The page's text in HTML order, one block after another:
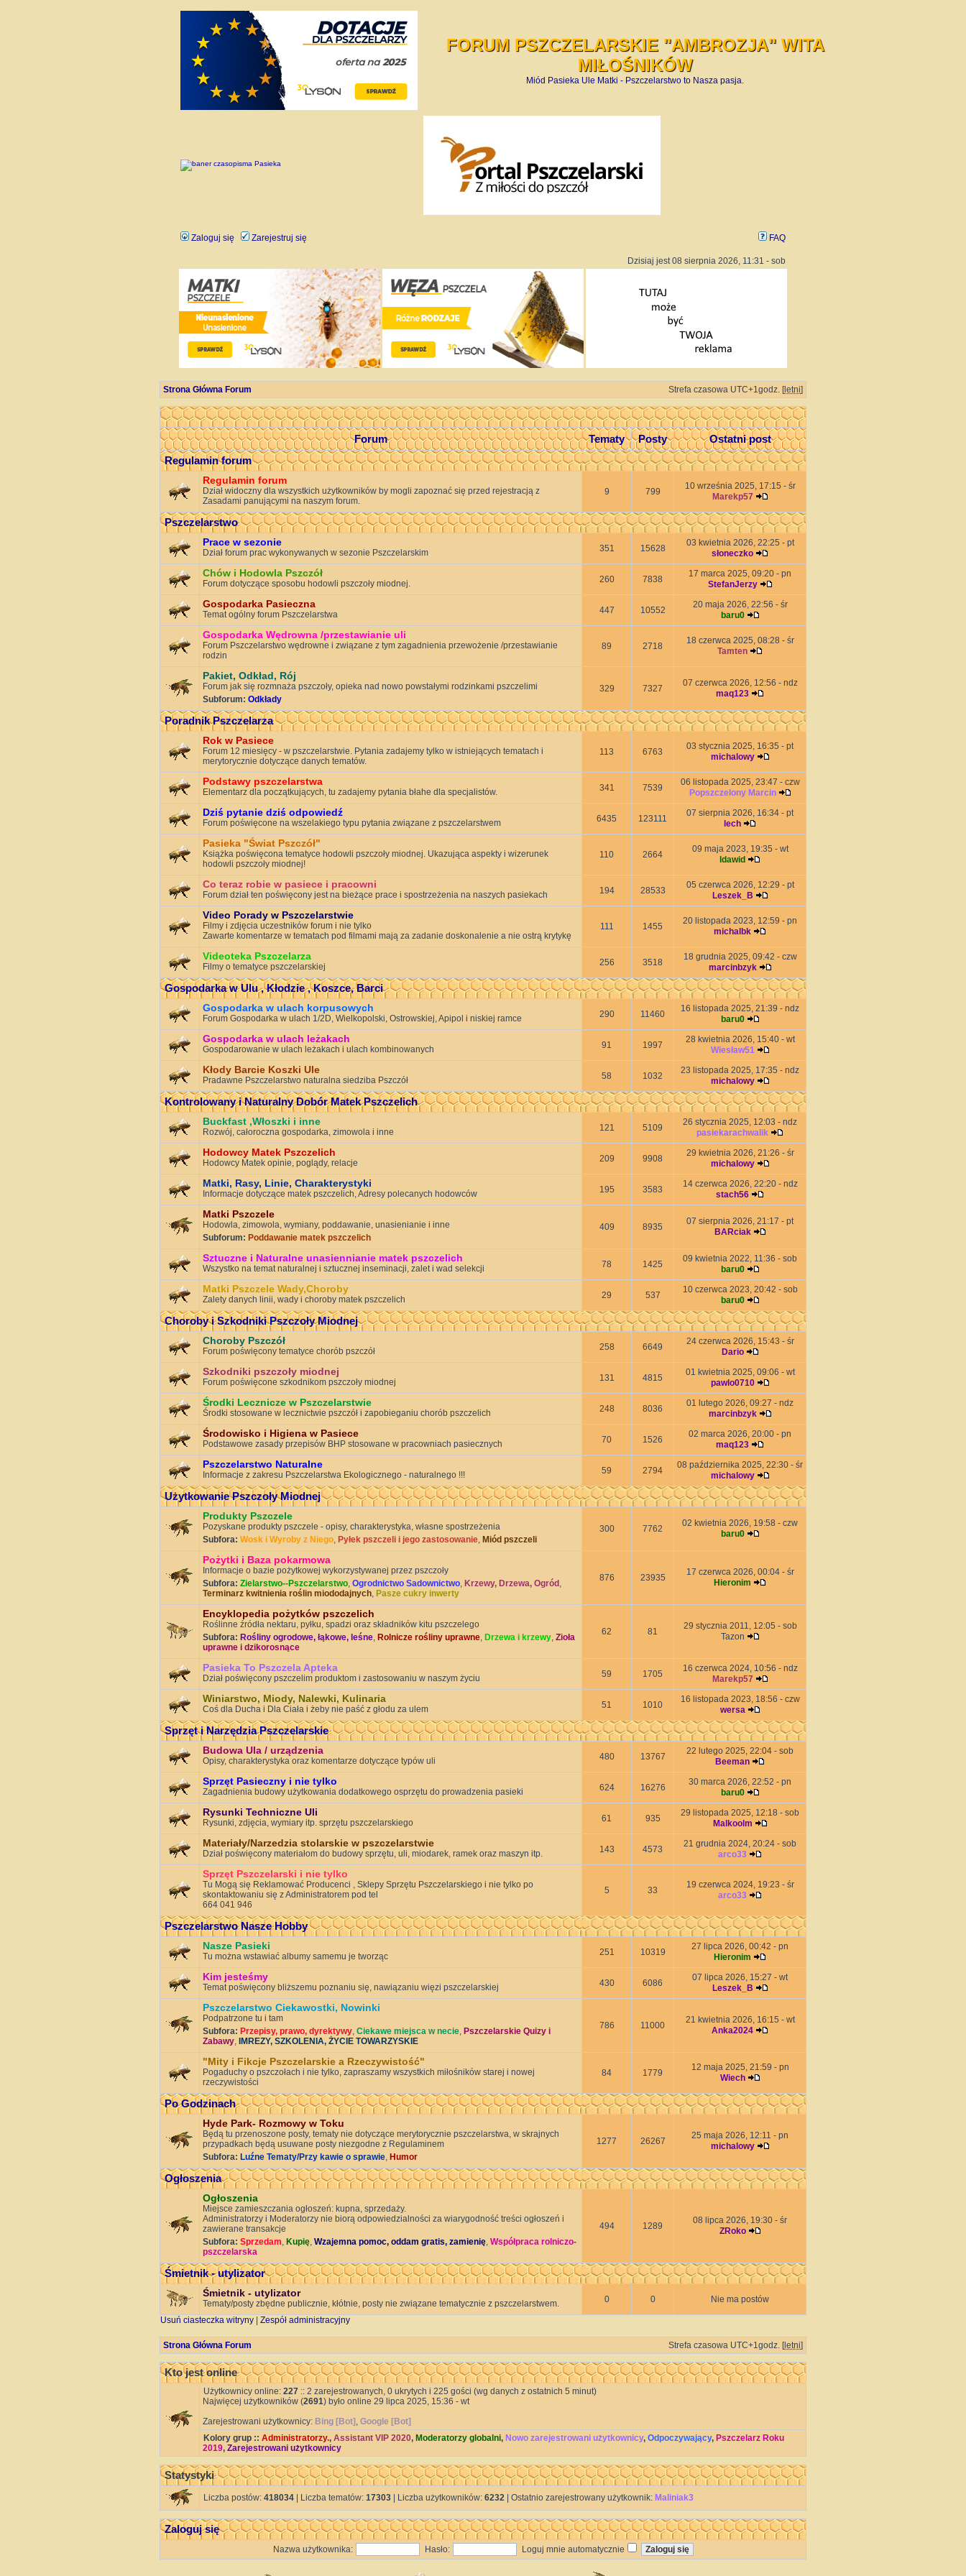
FORUM PSZCZELARSKIE "AMBROZJA" WITA
MIŁOŚNIKÓW
Miód Pasieka Ule Matki - Pszczelarstwo to Nasza pasja.
Zaloguj się Zarejestruj się FAQ
Dzisiaj jest 08 sierpnia 2026, 11:31 - sob
Strona Główna Forum Strefa czasowa UTC+1godz. [letni]
Forum Tematy Posty
Ostatni post
Regulamin forum
Regulamin forum
Dział widoczny dla wszystkich użytkowników by mogli zapoznać się przed rejestracją z
Zasadami panującymi na naszym forum.
9 799
10 września 2025, 17:15 - śr
Marekp57
Pszczelarstwo
Prace w sezonie
Dział forum prac wykonywanych w sezonie Pszczelarskim 351 15628
03 kwietnia 2026, 22:25 - pt
słoneczko
Chów i Hodowla Pszczół
Forum dotyczące sposobu hodowli pszczoły miodnej. 260 7838
17 marca 2025, 09:20 - pn
StefanJerzy
Gospodarka Pasieczna
Temat ogólny forum Pszczelarstwa 447 10552
20 maja 2026, 22:56 - śr
baru0
Gospodarka Wędrowna /przestawianie uli
Forum Pszczelarstwo wędrowne i związane z tym zagadnienia przewożenie /przestawianie
rodzin
89 2718
18 czerwca 2025, 08:28 - śr
Tamten
Pakiet, Odkład, Rój
Forum jak się rozmnaża pszczoły, opieka nad nowo powstałymi rodzinkami pszczelimi
Subforum: Odkłady
329 7327
07 czerwca 2026, 12:56 - ndz
maq123
Poradnik Pszczelarza
Rok w Pasiece
Forum 12 miesięcy - w pszczelarstwie. Pytania zadajemy tylko w istniejących tematach i
merytorycznie dotyczące danych tematów.
113 6763
03 stycznia 2025, 16:35 - pt
michalowy
Podstawy pszczelarstwa
Elementarz dla początkujących, tu zadajemy pytania błahe dla specjalistów. 341 7539
06 listopada 2025, 23:47 - czw
Popszczelony Marcin
Dziś pytanie dziś odpowiedź
Forum poświęcone na wszelakiego typu pytania związane z pszczelarstwem 6435 123111
07 sierpnia 2026, 16:34 - pt
lech
Pasieka "Świat Pszczół"
Książka poświęcona tematyce hodowli pszczoły miodnej. Ukazująca aspekty i wizerunek
hodowli pszczoły miodnej!
110 2664
09 maja 2023, 19:35 - wt
ldawid
Co teraz robie w pasiece i pracowni
Forum dział ten poświęcony jest na bieżące prace i spostrzeżenia na naszych pasiekach 194 28533
05 czerwca 2026, 12:29 - pt
Leszek_B
Video Porady w Pszczelarstwie
Filmy i zdjęcia uczestników forum i nie tylko
Zawarte komentarze w tematach pod filmami mają za zadanie doskonalenie a nie ostrą krytykę
111 1455
20 listopada 2023, 12:59 - pn
michalbk
Videoteka Pszczelarza
Filmy o tematyce pszczelarskiej 256 3518
18 grudnia 2025, 09:42 - czw
marcinbzyk
Gospodarka w Ulu , Kłodzie , Koszce, Barci
Gospodarka w ulach korpusowych
Forum Gospodarka w ulach 1/2D, Wielkopolski, Ostrowskiej, Apipol i niskiej ramce 290 11460
16 listopada 2025, 21:39 - ndz
baru0
Gospodarka w ulach leżakach
Gospodarowanie w ulach leżakach i ulach kombinowanych 91 1997
28 kwietnia 2026, 15:40 - wt
Wiesław51
Kłody Barcie Koszki Ule
Pradawne Pszczelarstwo naturalna siedziba Pszczół 58 1032
23 listopada 2025, 17:35 - ndz
michalowy
Kontrolowany i Naturalny Dobór Matek Pszczelich
Buckfast ,Włoszki i inne
Rozwój, całoroczna gospodarka, zimowola i inne 121 5109
26 stycznia 2025, 12:03 - ndz
pasiekarachwalik
Hodowcy Matek Pszczelich
Hodowcy Matek opinie, poglądy, relacje 209 9908
29 kwietnia 2026, 21:26 - śr
michalowy
Matki, Rasy, Linie, Charakterystyki
Informacje dotyczące matek pszczelich, Adresy polecanych hodowców 195 3583
14 czerwca 2026, 22:20 - ndz
stach56
Matki Pszczele
Hodowla, zimowola, wymiany, poddawanie, unasienianie i inne
Subforum: Poddawanie matek pszczelich
409 8935
07 sierpnia 2026, 21:17 - pt
BARciak
Sztuczne i Naturalne unasiennianie matek pszczelich
Wszystko na temat naturalnej i sztucznej inseminacji, zalet i wad selekcji 78 1425
09 kwietnia 2022, 11:36 - sob
baru0
Matki Pszczele Wady,Choroby
Zalety danych linii, wady i choroby matek pszczelich 29 537
10 czerwca 2023, 20:42 - sob
baru0
Choroby i Szkodniki Pszczoły Miodnej
Choroby Pszczół
Forum poświęcony tematyce chorób pszczół 258 6649
24 czerwca 2026, 15:43 - śr
Dario
Szkodniki pszczoły miodnej
Forum poświęcone szkodnikom pszczoły miodnej 131 4815
01 kwietnia 2025, 09:06 - wt
pawlo0710
Środki Lecznicze w Pszczelarstwie
Środki stosowane w lecznictwie pszczół i zapobieganiu chorób pszczelich 248 8036
01 lutego 2026, 09:27 - ndz
marcinbzyk
Środowisko i Higiena w Pasiece
Podstawowe zasady przepisów BHP stosowane w pracowniach pasiecznych 70 1526
02 marca 2026, 20:00 - pn
maq123
Pszczelarstwo Naturalne
Informacje z zakresu Pszczelarstwa Ekologicznego - naturalnego !!! 59 2794
08 października 2025, 22:30 - śr
michalowy
Użytkowanie Pszczoły Miodnej
Produkty Pszczele
Pozyskane produkty pszczele - opisy, charakterystyka, własne spostrzeżenia
Subfora: Wosk i Wyroby z Niego, Pyłek pszczeli i jego zastosowanie, Miód pszczeli
300 7762
02 kwietnia 2026, 19:58 - czw
baru0
Pożytki i Baza pokarmowa
Informacje o bazie pożytkowej wykorzystywanej przez pszczoły
Subfora: Zielarstwo--Pszczelarstwo, Ogrodnictwo Sadownictwo, Krzewy, Drzewa, Ogród ,
Terminarz kwitnienia roślin miododajnych, Pasze cukry inwerty
876 23935
17 czerwca 2026, 00:04 - śr
Hieronim
Encyklopedia pożytków pszczelich
Roślinne źródła nektaru, pyłku, spadzi oraz składników kitu pszczelego
Subfora: Rośliny ogrodowe, łąkowe, leśne, Rolnicze rośliny uprawne, Drzewa i krzewy, Zioła
uprawne i dzikorosnące
62 81
29 stycznia 2011, 12:05 - sob
Tazon
Pasieka To Pszczela Apteka
Dział poświęcony pszczelim produktom i zastosowaniu w naszym życiu 59 1705
16 czerwca 2024, 10:56 - ndz
Marekp57
Winiarstwo, Miody, Nalewki, Kulinaria
Coś dla Ducha i Dla Ciała i żeby nie paść z głodu za ulem 51 1010
16 listopada 2023, 18:56 - czw
wersa
Sprzęt i Narzędzia Pszczelarskie
Budowa Ula / urządzenia
Opisy, charakterystyka oraz komentarze dotyczące typów uli 480 13767
22 lutego 2025, 22:04 - sob
Beeman
Sprzęt Pasieczny i nie tylko
Zagadnienia budowy użytkowania dodatkowego osprzętu do prowadzenia pasieki 624 16276
30 marca 2026, 22:52 - pn
baru0
Rysunki Techniczne Uli
Rysunki, zdjęcia, wymiary itp. sprzętu pszczelarskiego 61 935
29 listopada 2025, 12:18 - sob
Malkoolm
Materiały/Narzedzia stolarskie w pszczelarstwie
Dział poświęcony materiałom do budowy sprzętu, uli, miodarek, ramek oraz maszyn itp. 143 4573
21 grudnia 2024, 20:24 - sob
arco33
Sprzęt Pszczelarski i nie tylko
Tu Mogą się Reklamować Producenci , Sklepy Sprzętu Pszczelarskiego i nie tylko po
skontaktowaniu się z Administratorem pod tel
664 041 946
5 33
19 czerwca 2024, 19:23 - śr
arco33
Pszczelarstwo Nasze Hobby
Nasze Pasieki
Tu można wstawiać albumy samemu je tworząc 251 10319
27 lipca 2026, 00:42 - pn
Hieronim
Kim jesteśmy
Temat poświęcony bliższemu poznaniu się, nawiązaniu więzi pszczelarskiej 430 6086
07 lipca 2026, 15:27 - wt
Leszek_B
Pszczelarstwo Ciekawostki, Nowinki
Podpatrzone tu i tam
Subfora: Przepisy, prawo, dyrektywy, Ciekawe miejsca w necie, Pszczelarskie Quizy i
Zabawy, IMREZY, SZKOLENIA, ŻYCIE TOWARZYSKIE
786 11000
21 kwietnia 2026, 16:15 - wt
Anka2024
"Mity i Fikcje Pszczelarskie a Rzeczywistość"
Pogaduchy o pszczołach i nie tylko, zapraszamy wszystkich miłośników starej i nowej
rzeczywistości
84 1779
12 maja 2025, 21:59 - pn
Wiech
Po Godzinach
Hyde Park- Rozmowy w Toku
Będą tu przenoszone posty, tematy nie dotyczące merytorycznie pszczelarstwa, w skrajnych
przypadkach będą usuwane posty niezgodne z Regulaminem
Subfora: Luźne Tematy/Przy kawie o sprawie, Humor
1277 26267
25 maja 2026, 12:11 - pn
michalowy
Ogłoszenia
Ogłoszenia
Miejsce zamieszczania ogłoszeń: kupna, sprzedaży.
Administratorzy i Moderatorzy nie biorą odpowiedzialności za wiarygodność treści ogłoszeń i
zawierane transakcje
Subfora: Sprzedam, Kupię, Wzajemna pomoc, oddam gratis, zamienię, Współpraca rolniczo-
pszczelarska
494 1289
08 lipca 2026, 19:30 - śr
ZRoko
Śmietnik - utylizator
Śmietnik - utylizator
Tematy/posty zbędne publicznie, kłótnie, posty nie związane tematycznie z pszczelarstwem. 0 0 Nie ma postów
Usuń ciasteczka witryny Zespół administracyjny
Strona Główna Forum Strefa czasowa UTC+1godz. [letni]
Kto jest online
Użytkownicy online: 227 :: 2 zarejestrowanych, 0 ukrytych i 225 gości (wg danych z ostatnich 5 minut)
Najwięcej użytkowników (2691) było online 29 lipca 2025, 15:36 - wt
Zarejestrowani użytkownicy: Bing [Bot] , Google [Bot]
Kolory grup :: Administratorzy., Assistant VIP 2020, Moderatorzy globalni, Nowo zarejestrowani użytkownicy, Odpoczywający, Pszczelarz Roku
2019, Zarejestrowani użytkownicy
Statystyki
Liczba postów: 418034 | Liczba tematów: 17303 | Liczba użytkowników: 6232 | Ostatnio zarejestrowany użytkownik: Maliniak3
Zaloguj się
Nazwa użytkownika: Hasło: Loguj mnie automatycznie